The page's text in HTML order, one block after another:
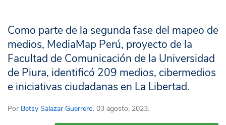
Como parte de la segunda fase del mapeo de
medios, MediaMap Perú, proyecto de la
Facultad de Comunicación de la Universidad
de Piura, identificó 209 medios, cibermedios
e iniciativas ciudadanas en La Libertad.
Por Betsy Salazar Guerrero. 03 agosto, 2023.